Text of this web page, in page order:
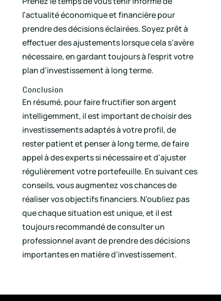
l’actualité économique et financière pour
prendre des décisions éclairées. Soyez prêt à
effectuer des ajustements lorsque cela s’avère
nécessaire, en gardant toujours à l’esprit votre
plan d’investissement à long terme.
Conclusion
En résumé, pour faire fructifier son argent
intelligemment, il est important de choisir des
investissements adaptés à votre profil, de
rester patient et penser à long terme, de faire
appel à des experts si nécessaire et d’ajuster
régulièrement votre portefeuille. En suivant ces
conseils, vous augmentez vos chances de
réaliser vos objectifs financiers. N’oubliez pas
que chaque situation est unique, et il est
toujours recommandé de consulter un
professionnel avant de prendre des décisions
importantes en matière d’investissement.